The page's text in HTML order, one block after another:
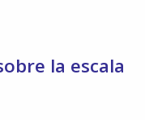
la escala